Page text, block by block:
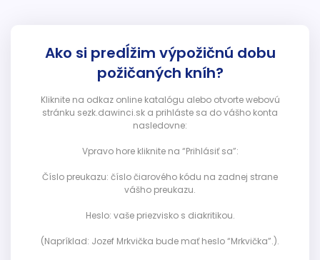
Ako si predĺžim výpožičnú dobu
požičaných kníh?
Kliknite na odkaz online katalógu alebo otvorte webovú
stránku sezk.dawinci.sk a prihláste sa do vášho konta
nasledovne:
Vpravo hore kliknite na “Prihlásiť sa”:
Číslo preukazu: číslo čiarového kódu na zadnej strane
vášho preukazu.
Heslo: vaše priezvisko s diakritikou.
(Napríklad: Jozef Mrkvička bude mať heslo “Mrkvička”.).